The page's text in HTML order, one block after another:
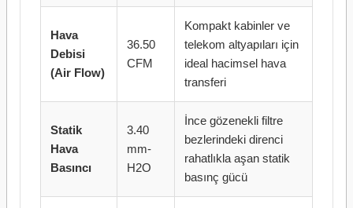
Hava
Debisi
(Air Flow)
36.50
CFM
Kompakt kabinler ve
telekom altyapıları için
ideal hacimsel hava
transferi
Statik
Hava
Basıncı
3.40
mm-
H2O
İnce gözenekli filtre
bezlerindeki direnci
rahatlıkla aşan statik
basınç gücü